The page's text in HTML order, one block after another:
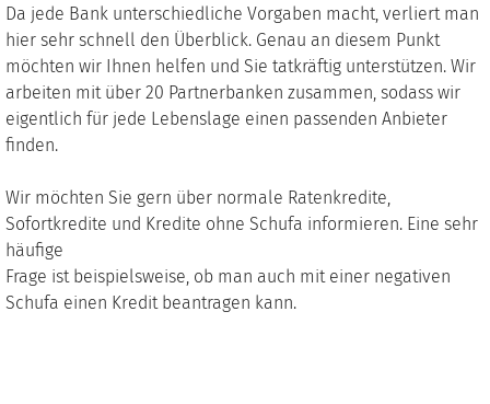
Da jede Bank unterschiedliche Vorgaben macht, verliert man
hier sehr schnell den Überblick. Genau an diesem Punkt
möchten wir Ihnen helfen und Sie tatkräftig unterstützen. Wir
arbeiten mit über 20 Partnerbanken zusammen, sodass wir
eigentlich für jede Lebenslage einen passenden Anbieter
finden.
Wir möchten Sie gern über normale Ratenkredite,
Sofortkredite und Kredite ohne Schufa informieren. Eine sehr
häufige
Frage ist beispielsweise, ob man auch mit einer negativen
Schufa einen Kredit beantragen kann.